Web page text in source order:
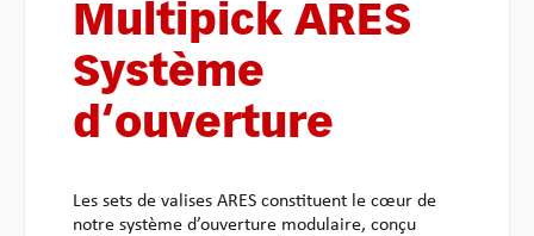
Multipick ARES
Système
d‘ouverture
Les sets de valises ARES constituent le cœur de
notre système d’ouverture modulaire, conçu